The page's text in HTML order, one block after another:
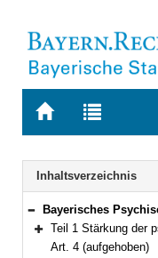
Zur
Zur
letzten
Suche
Navigation
Inhaltsverzeichnis
Bereich reduzieren
Bayerisches Psychisch-Kranken-Hilfe-
Bereich erweitern
Teil 1 Stärkung der
Art. 4 (aufgehoben)